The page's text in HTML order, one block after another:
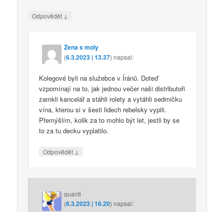
Odpovědět ↓
Žena s moly
(6.3.2023 | 13.37)napsal:
Kolegové byli na služebce v Íránů. Doteď
vzpomínají na to, jak jednou večer naši distributoři
zamkli kancelář a stáhli rolety a vytáhli sedmičku
vína, kterou si v šesti lidech rebelsky vypili.
Přemýšlím, kolik za to mohlo být let, jestli by se
to za tu decku vyplatilo.
Odpovědět ↓
quanti
(6.3.2023 | 16.20) napsal: